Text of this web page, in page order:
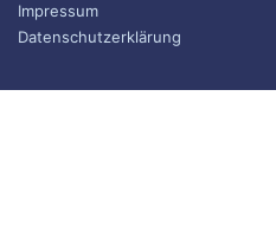
Impressum
Datenschutzerklärung